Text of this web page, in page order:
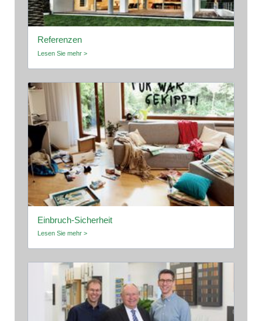
Referenzen
Lesen Sie mehr >
Einbruch-Sicherheit
Lesen Sie mehr >